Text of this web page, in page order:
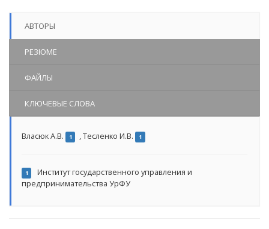
АВТОРЫ
РЕЗЮМЕ
ФАЙЛЫ
КЛЮЧЕВЫЕ СЛОВА
Власюк А.В. 1 ,Тесленко И.В. 1
1
Институт государственного управления и
предпринимательства УрФУ